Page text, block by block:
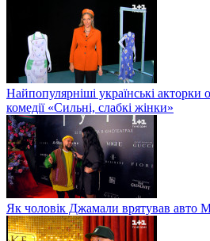
Найпопулярніші українські акторки
комедії «Сильні, слабкі жінки»
Як чоловік Джамали врятував авто